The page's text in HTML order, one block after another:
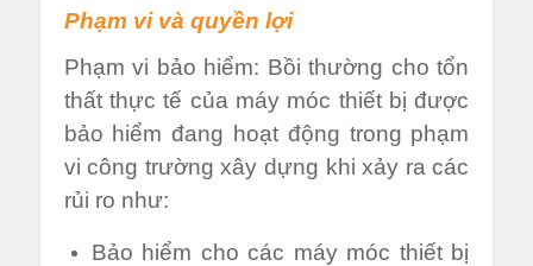
Phạm vi và quyền lợi
Phạm vi bảo hiểm: Bồi thường cho tổn
thất thực tế của máy móc thiết bị được
bảo hiểm đang hoạt động trong phạm
vi công trường xây dựng khi xảy ra các
rủi ro như:
Bảo hiểm cho các máy móc thiết bị